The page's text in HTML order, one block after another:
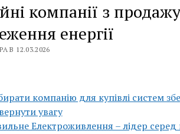
компанії з
енергії
В 12.03.2026
компанію для купівлі систем
увагу
Електроживлення – лідер